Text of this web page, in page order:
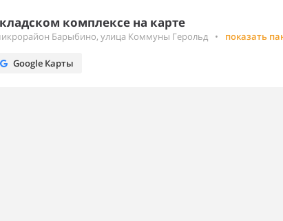
комплексе на карте
Барыбино, улица Коммуны Герольд • показать
Google Карты